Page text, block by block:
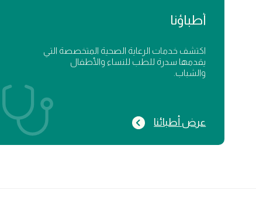
أطباؤنا
اكتشف خدمات الرعاية الصحية المتخصصة التي
يقدمها سدرة للطب للنساء والأطفال
والشباب.
عرض أطبائنا